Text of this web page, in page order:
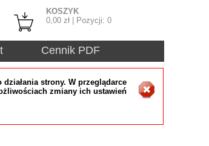
KOSZYK
0,00 zł | Pozycji: 0
Cennik PDF
strony. W przeglądarce
zmiany ich ustawień